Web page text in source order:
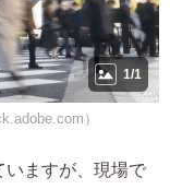
1/1
）
いますが、現場で